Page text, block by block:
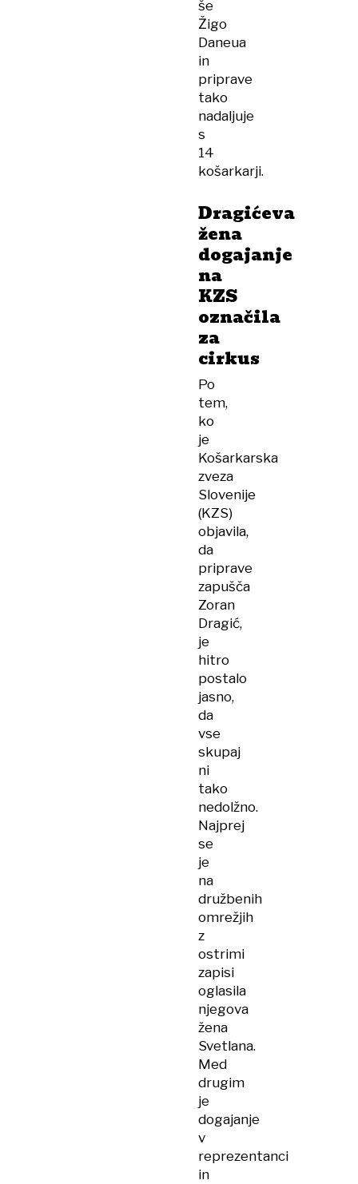
še
Žigo
Daneua
in
priprave
tako
nadaljuje
s
14
košarkarji.
Dragićeva
žena
dogajanje
na
KZS
označila
za
cirkus
Po
tem,
ko
je
Košarkarska
zveza
Slovenije
(KZS)
objavila,
da
priprave
zapušča
Zoran
Dragić,
je
hitro
postalo
jasno,
da
vse
skupaj
ni
tako
nedolžno.
Najprej
se
je
na
družbenih
omrežjih
z
ostrimi
zapisi
oglasila
njegova
žena
Svetlana.
Med
drugim
je
dogajanje
v
reprezentanci
in